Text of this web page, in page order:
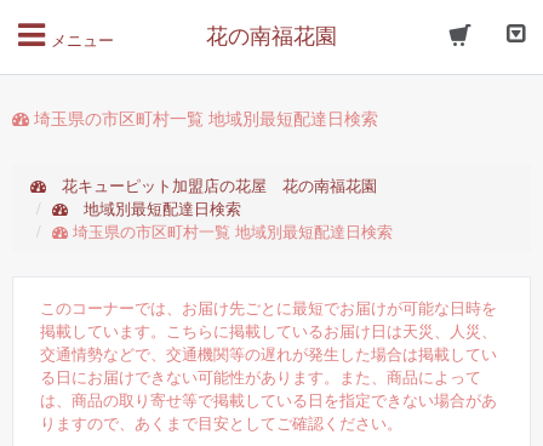
花の南福花園
メニュー
埼玉県の市区町村一覧 地域別最短配達日検索
花キューピット加盟店の花屋 花の南福花園
地域別最短配達日検索
埼玉県の市区町村一覧 地域別最短配達日検索
このコーナーでは、お届け先ごとに最短でお届けが可能な日時を
掲載しています。こちらに掲載しているお届け日は天災、人災、
交通情勢などで、交通機関等の遅れが発生した場合は掲載してい
る日にお届けできない可能性があります。また、商品によって
は、商品の取り寄せ等で掲載している日を指定できない場合があ
りますので、あくまで目安としてご確認ください。